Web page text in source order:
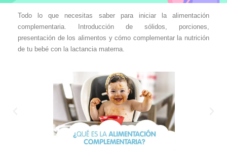
Todo lo que necesitas saber para iniciar la alimentación
complementaria. Introducción de sólidos, porciones,
presentación de los alimentos y cómo complementar la nutrición
de tu bebé con la lactancia materna.